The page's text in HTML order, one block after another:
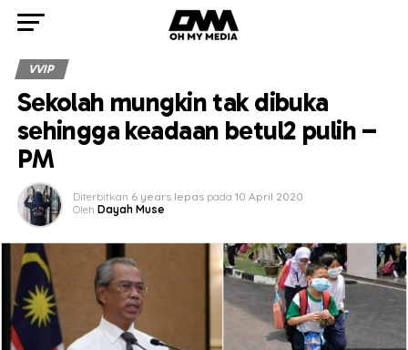
VVIP
Sekolah mungkin tak dibuka
sehingga keadaan betul2 pulih –
PM
Diterbitkan 6 years lepas pada 10 April 2020
Oleh Dayah Muse